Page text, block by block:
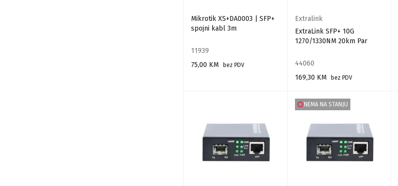
Mikrotik XS+DA0003 | SFP+
spojni kabl 3m
11939
75,00 KM
bez PDV
Extralink
ExtraLink SFP+ 10G
1270/1330NM 20km Par
44060
169,30 KM
bez PDV
NEMA NA STANJU